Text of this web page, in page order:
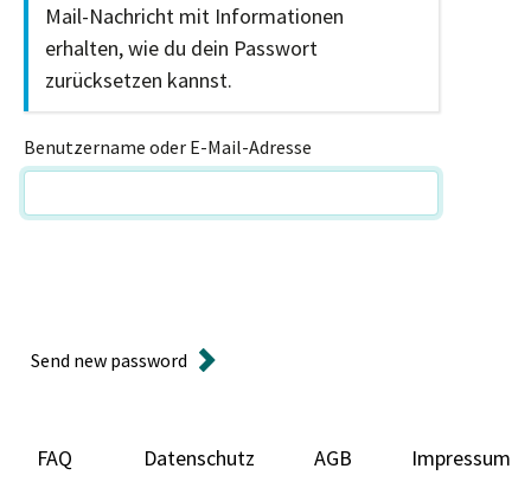
Mail-Nachricht mit Informationen
erhalten, wie du dein Passwort
zurücksetzen kannst.
Benutzername oder E-Mail-Adresse
Send new password
FAQ Datenschutz AGB Impressum